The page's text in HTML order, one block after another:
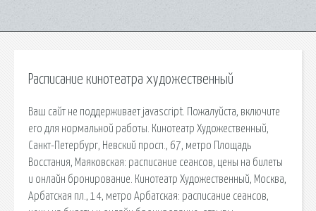
Расписание кинотеатра художественный
Ваш сайт не поддерживает javascript. Пожалуйста, включите
его для нормальной работы. Кинотеатр Художественный,
Санкт-Петербург, Невский просп., 67, метро Площадь
Восстания, Маяковская: расписание сеансов, цены на билеты
и онлайн бронирование. Кинотеатр Художественный, Москва,
Арбатская пл., 14, метро Арбатская: расписание сеансов,